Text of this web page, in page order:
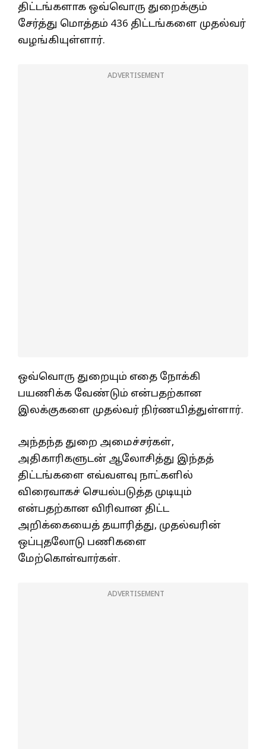
திட்டங்களாக ஒவ்வொரு துறைக்கும்
சேர்த்து மொத்தம் 436 திட்டங்களை முதல்வர்
வழங்கியுள்ளார்.
ADVERTISEMENT
ஒவ்வொரு துறையும் எதை நோக்கி
பயணிக்க வேண்டும் என்பதற்கான
இலக்குகளை முதல்வர் நிர்ணயித்துள்ளார்.
அந்தந்த துறை அமைச்சர்கள்,
அதிகாரிகளுடன் ஆலோசித்து இந்தத்
திட்டங்களை எவ்வளவு நாட்களில்
விரைவாகச் செயல்படுத்த முடியும்
என்பதற்கான விரிவான திட்ட
அறிக்கையைத் தயாரித்து, முதல்வரின்
ஒப்புதலோடு பணிகளை
மேற்கொள்வார்கள்.
ADVERTISEMENT